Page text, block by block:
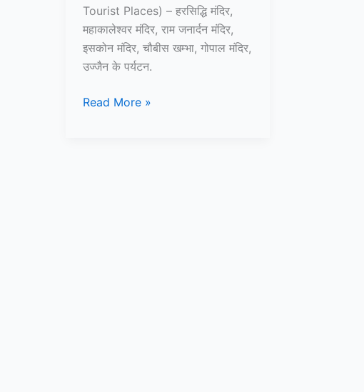
Tourist Places) – हरसिद्धि मंदिर,
महाकालेश्वर मंदिर, राम जनार्दन मंदिर,
इसकोन मंदिर, चौबीस खम्भा, गोपाल मंदिर,
उज्जैन के पर्यटन.
10+
Read More »